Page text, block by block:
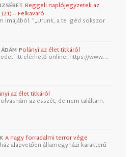
Reggeli naplójegyzetek az
– Felkavaró
imájából: "„Urunk, a te igéd sokszor
Polányi az élet titkáról
itt elérhető online: https://www.…
az élet titkáról
az esszét, de nem találtam.
A nagy forradalmi terror vége
alapvetően államegyházi karakterű